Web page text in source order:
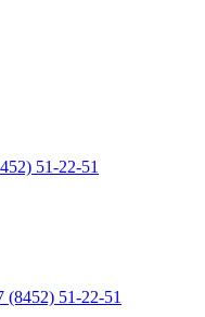
51-22-51
(8452) 51-22-51